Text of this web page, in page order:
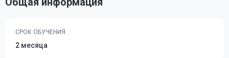
СРОК ОБУЧЕНИЯ
2 месяца